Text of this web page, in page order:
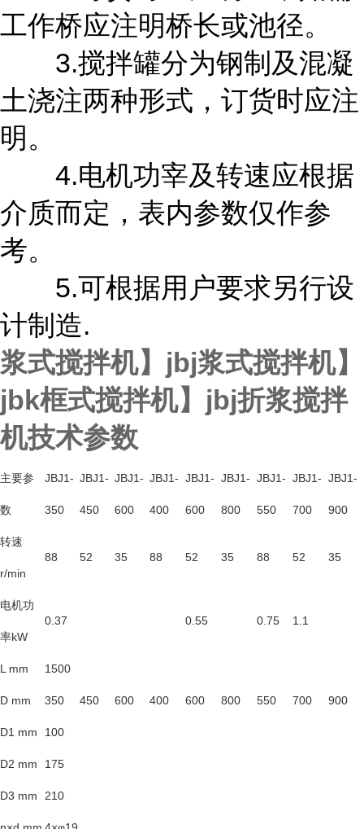
工作桥应注明桥长或池径。
3.搅拌罐分为钢制及混凝
土浇注两种形式，订货时应注
明。
4.电机功宰及转速应根据
介质而定，表内参数仅作参
考。
5.可根据用户要求另行设
计制造.
浆式搅拌机】jbj浆式搅拌机】
jbk框式搅拌机】jbj折浆搅拌
机技术参数
主要参
数
JBJ1-
350
JBJ1-
450
JBJ1-
600
JBJ1-
400
JBJ1-
600
JBJ1-
800
JBJ1-
550
JBJ1-
700
JBJ1-
900
转速
r/min
88 52 35 88 52 35 88 52 35
电机功
率kW
0.37 0.55 0.75 1.1
L mm 1500
D mm 350 450 600 400 600 800 550 700 900
D1 mm 100
D2 mm 175
D3 mm 210